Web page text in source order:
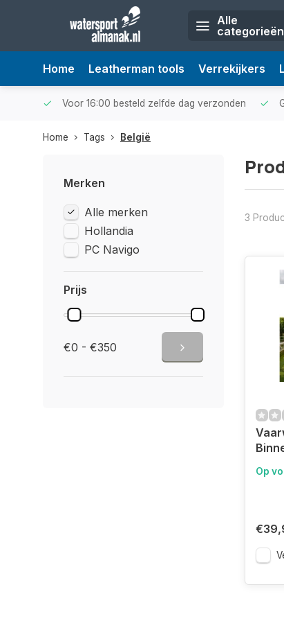
Alle
categorieën
Home Leatherman tools Verrekijkers
Voor 16:00 besteld zelfde dag verzonden
Home Tags België
Merken
Alle merken
Hollandia
PC Navigo
Prijs
€0 - €350
3
Op